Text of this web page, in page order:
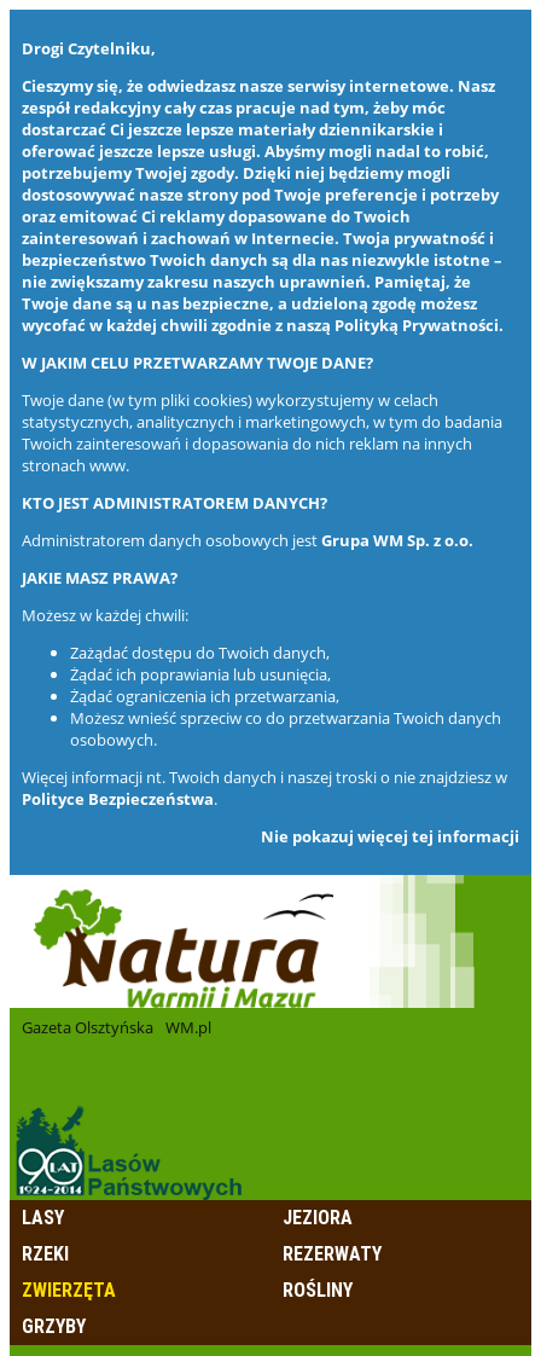
Drogi Czytelniku,
Cieszymy się, że odwiedzasz nasze serwisy internetowe. Nasz
zespół redakcyjny cały czas pracuje nad tym, żeby móc
dostarczać Ci jeszcze lepsze materiały dziennikarskie i
oferować jeszcze lepsze usługi. Abyśmy mogli nadal to robić,
potrzebujemy Twojej zgody. Dzięki niej będziemy mogli
dostosowywać nasze strony pod Twoje preferencje i potrzeby
oraz emitować Ci reklamy dopasowane do Twoich
zainteresowań i zachowań w Internecie. Twoja prywatność i
bezpieczeństwo Twoich danych są dla nas niezwykle istotne –
nie zwiększamy zakresu naszych uprawnień. Pamiętaj, że
Twoje dane są u nas bezpieczne, a udzieloną zgodę możesz
wycofać w każdej chwili zgodnie z naszą Polityką Prywatności.
W JAKIM CELU PRZETWARZAMY TWOJE DANE?
Twoje dane (w tym pliki cookies) wykorzystujemy w celach
statystycznych, analitycznych i marketingowych, w tym do badania
Twoich zainteresowań i dopasowania do nich reklam na innych
stronach www.
KTO JEST ADMINISTRATOREM DANYCH?
Administratorem danych osobowych jestGrupa WM Sp. z o.o.
JAKIE MASZ PRAWA?
Możesz w każdej chwili:
Zażądać dostępu do Twoich danych,
Żądać ich poprawiania lub usunięcia,
Żądać ograniczenia ich przetwarzania,
Możesz wnieść sprzeciw co do przetwarzania Twoich danych
osobowych.
Więcej informacji nt. Twoich danych i naszej troski o nie znajdziesz w
Polityce Bezpieczeństwa.
Nie pokazuj więcej tej informacji
Gazeta Olsztyńska WM.pl
LASY
JEZIORA
RZEKI
REZERWATY
ZWIERZĘTA
ROŚLINY
GRZYBY